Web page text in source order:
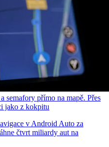
semafory přímo na mapě. Přes
jako z kokpitu
v Android Auto za
čtvrt miliardy aut na